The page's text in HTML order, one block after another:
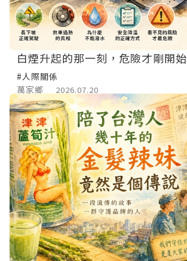
白煙升起的那一刻，危險才剛開始
#人際關係
萬家鄉
2026.07.20